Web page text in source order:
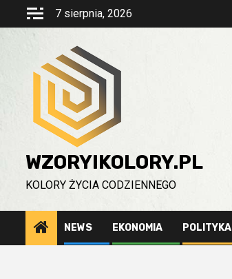
Przejdź
7 sierpnia, 2026
WZORYIKOLORY.PL
KOLORY ŻYCIA CODZIENNEGO
NEWS EKONOMIA POLITYKA